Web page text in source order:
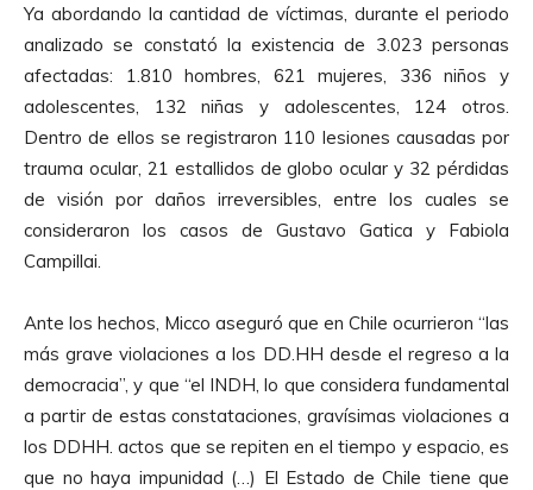
o
d
u
c
t
o
r
d
e
u
d
i
o
Ya abordando la cantidad de víctimas, durante el periodo
analizado se constató la existencia de 3.023 personas
afectadas: 1.810 hombres, 621 mujeres, 336 niños y
adolescentes, 132 niñas y adolescentes, 124 otros.
Dentro de ellos se registraron 110 lesiones causadas por
trauma ocular, 21 estallidos de globo ocular y 32 pérdidas
de visión por daños irreversibles, entre los cuales se
consideraron los casos de Gustavo Gatica y Fabiola
Campillai.
Ante los hechos, Micco aseguró que en Chile ocurrieron “las
más grave violaciones a los DD.HH desde el regreso a la
democracia”, y que “el INDH, lo que considera fundamental
a partir de estas constataciones, gravísimas violaciones a
los DDHH. actos que se repiten en el tiempo y espacio, es
que no haya impunidad (…) El Estado de Chile tiene que